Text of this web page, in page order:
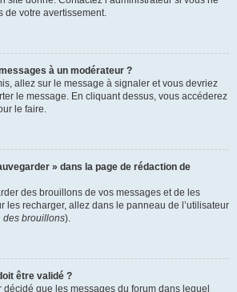
de votre avertissement.
à un modérateur ?
allez sur le message à signaler et vous devriez
le message. En cliquant dessus, vous accéderez
le faire.
» dans la page de rédaction de
des brouillons de vos messages et de les
les recharger, allez dans le panneau de l’utilisateur
des brouillons).
être validé ?
décidé que les messages du forum dans lequel